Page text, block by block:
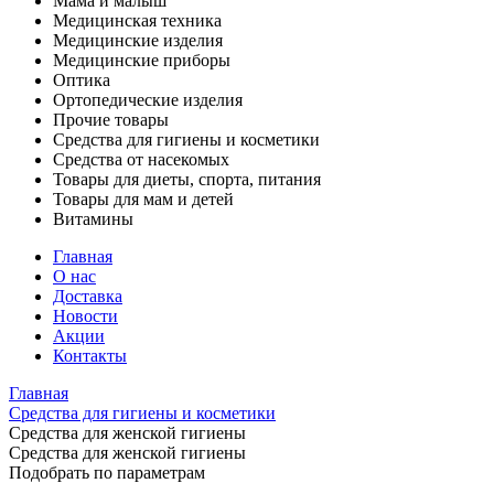
Медицинская техника
Медицинские изделия
Медицинские приборы
Оптика
Ортопедические изделия
Прочие товары
Средства для гигиены и косметики
Средства от насекомых
Товары для диеты, спорта, питания
Товары для мам и детей
Витамины
Главная
О нас
Доставка
Новости
Акции
Контакты
Главная
Средства для гигиены и косметики
Средства для женской гигиены
Средства для женской гигиены
Подобрать по параметрам